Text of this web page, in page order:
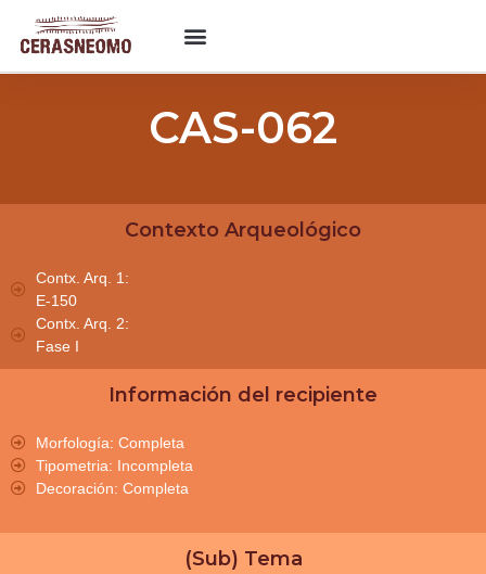
CAS-062
Contexto Arqueológico
Contx. Arq. 1:
E-150
Contx. Arq. 2:
Fase I
Información del recipiente
Morfología: Completa
Tipometria: Incompleta
Decoración: Completa
(Sub) Tema